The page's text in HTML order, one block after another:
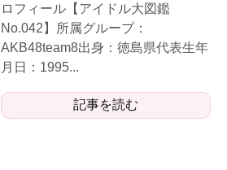
ロフィール【アイドル大図鑑
No.042】所属グループ：
AKB48team8出身：徳島県代表生年
月日：1995...
記事を読む